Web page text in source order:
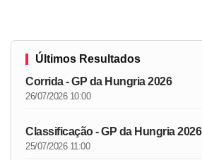
Últimos Resultados
Corrida - GP da Hungria 2026
26/07/2026 10:00
Classificação - GP da Hungria 2026
25/07/2026 11:00